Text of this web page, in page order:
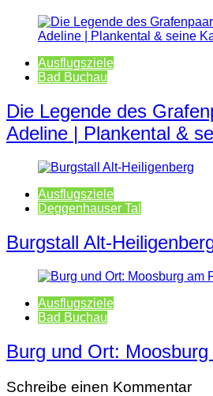
Ausflugsziele
Bad Buchau
Die Legende des
Adeline | Plankental &
Ausflugsziele
Deggenhauser Tal
Burgstall Alt-
Ausflugsziele
Bad Buchau
Burg und Ort:
Schreibe einen Kommentar